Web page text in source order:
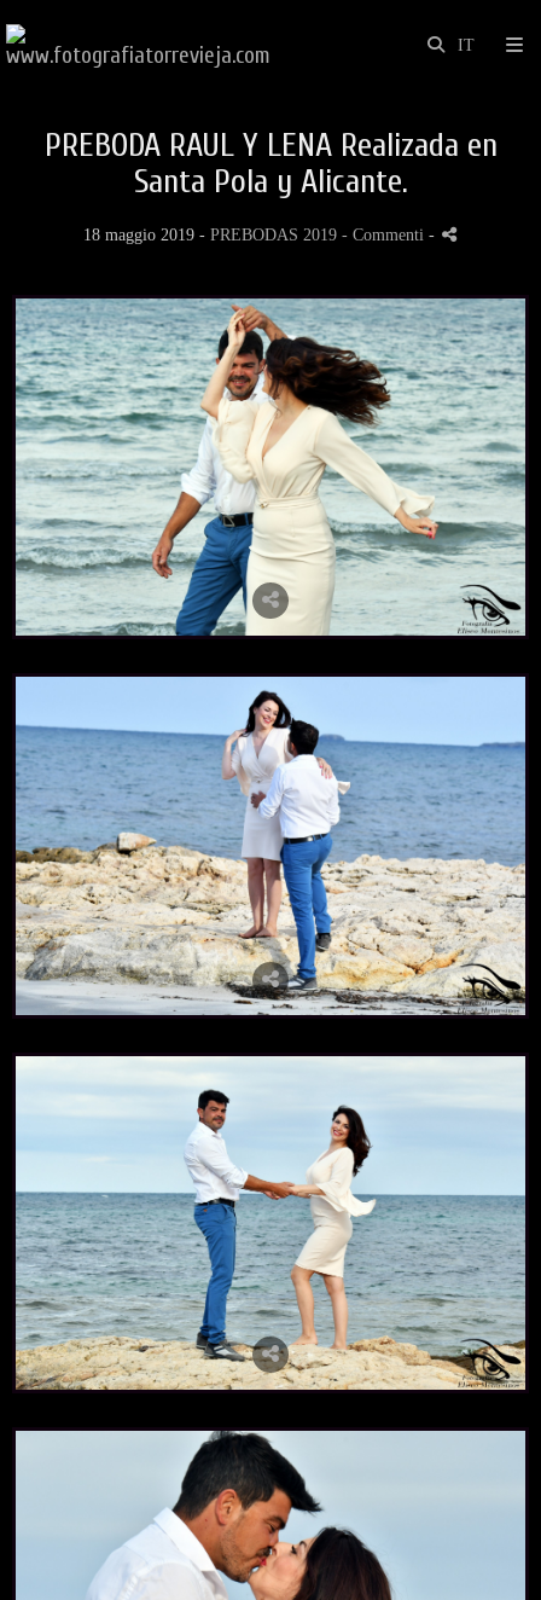
PREBODA RAUL Y LENA Realizada en
Santa Pola y Alicante.
18 maggio 2019 - PREBODAS 2019 - Commenti -